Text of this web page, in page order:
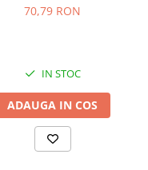
70,79 RON
IN STOC
ADAUGA IN COS